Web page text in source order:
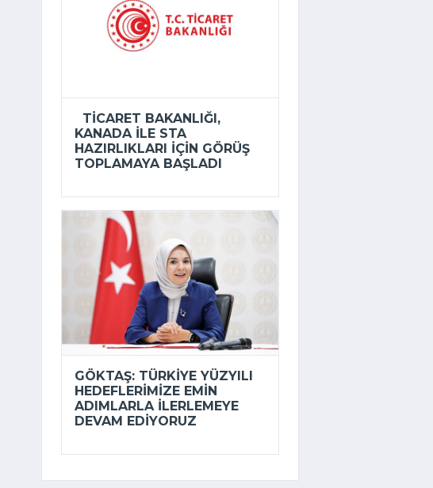
TICARET BAKANLIĞI,
KANADA ILE STA
HAZIRLIKLARI IÇIN GÖRÜŞ
TOPLAMAYA BAŞLADI
GÖKTAŞ: TÜRKIYE YÜZYILI
HEDEFLERIMIZE EMIN
ADIMLARLA ILERLEMEYE
DEVAM EDIYORUZ